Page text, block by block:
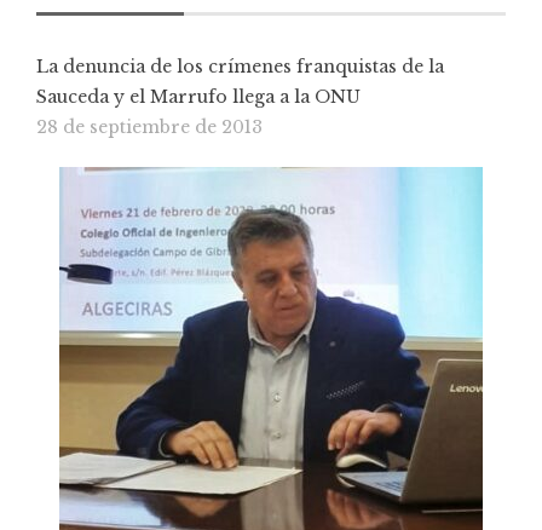
La denuncia de los crímenes franquistas de la
Sauceda y el Marrufo llega a la ONU
28 de septiembre de 2013